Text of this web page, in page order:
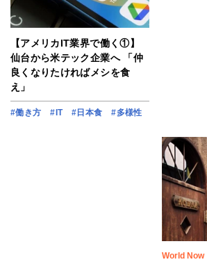
【アメリカIT業界で働く①】
仙台から米テック企業へ 「仲
良くなりたければメシを食
え」
#働き方 #IT #日本食 #多様性
World Now